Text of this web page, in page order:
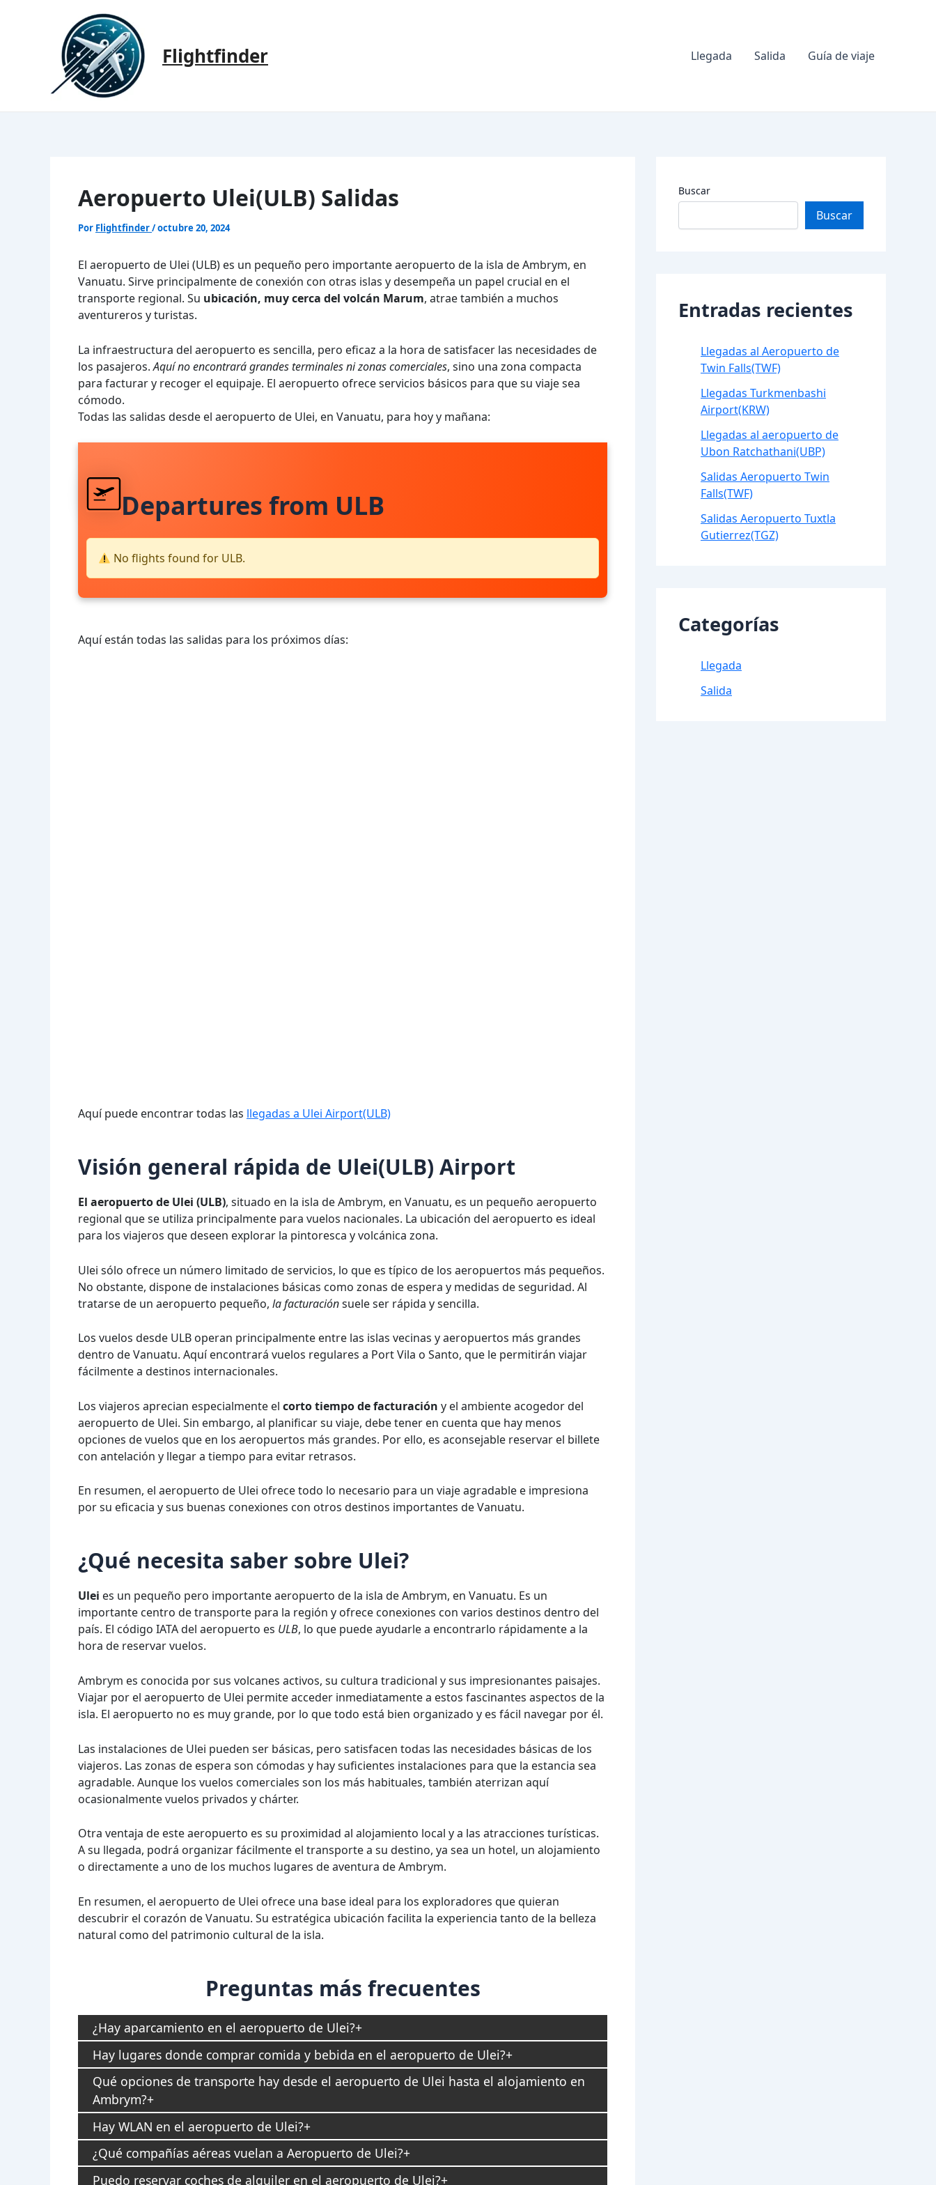
Flightfinder Llegada Salida Guía de viaje
Aeropuerto Ulei(ULB) Salidas
Por Flightfinder/octubre 20, 2024
El aeropuerto de Ulei (ULB) es un pequeño pero importante aeropuerto de la isla de Ambrym, en
Vanuatu. Sirve principalmente de conexión con otras islas y desempeña un papel crucial en el
transporte regional. Su ubicación, muy cerca del volcán Marum, atrae también a muchos
aventureros y turistas.
La infraestructura del aeropuerto es sencilla, pero eficaz a la hora de satisfacer las necesidades de
los pasajeros.Aquí no encontrará grandes terminales ni zonas comerciales, sino una zona compacta
para facturar y recoger el equipaje. El aeropuerto ofrece servicios básicos para que su viaje sea
cómodo.
Todas las salidas desde el aeropuerto de Ulei, en Vanuatu, para hoy y mañana:
Departures from ULB
No flights found for ULB.
Aquí están todas las salidas para los próximos días:
Aquí puede encontrar todas las llegadas a Ulei Airport(ULB)
Visión general rápida de Ulei(ULB) Airport
El aeropuerto de Ulei (ULB), situado en la isla de Ambrym, en Vanuatu, es un pequeño aeropuerto
regional que se utiliza principalmente para vuelos nacionales. La ubicación del aeropuerto es ideal
para los viajeros que deseen explorar la pintoresca y volcánica zona.
Ulei sólo ofrece un número limitado de servicios, lo que es típico de los aeropuertos más pequeños.
No obstante, dispone de instalaciones básicas como zonas de espera y medidas de seguridad. Al
tratarse de un aeropuerto pequeño, la facturaciónsuele ser rápida y sencilla.
Los vuelos desde ULB operan principalmente entre las islas vecinas y aeropuertos más grandes
dentro de Vanuatu. Aquí encontrará vuelos regulares a Port Vila o Santo, que le permitirán viajar
fácilmente a destinos internacionales.
Los viajeros aprecian especialmente el corto tiempo de facturación y el ambiente acogedor del
aeropuerto de Ulei. Sin embargo, al planificar su viaje, debe tener en cuenta que hay menos
opciones de vuelos que en los aeropuertos más grandes. Por ello, es aconsejable reservar el billete
con antelación y llegar a tiempo para evitar retrasos.
En resumen, el aeropuerto de Ulei ofrece todo lo necesario para un viaje agradable e impresiona
por su eficacia y sus buenas conexiones con otros destinos importantes de Vanuatu.
¿Qué necesita saber sobre Ulei?
Ulei es un pequeño pero importante aeropuerto de la isla de Ambrym, en Vanuatu. Es un
importante centro de transporte para la región y ofrece conexiones con varios destinos dentro del
país. El código IATA del aeropuerto es ULB, lo que puede ayudarle a encontrarlo rápidamente a la
hora de reservar vuelos.
Ambrym es conocida por sus volcanes activos, su cultura tradicional y sus impresionantes paisajes.
Viajar por el aeropuerto de Ulei permite acceder inmediatamente a estos fascinantes aspectos de la
isla. El aeropuerto no es muy grande, por lo que todo está bien organizado y es fácil navegar por él.
Las instalaciones de Ulei pueden ser básicas, pero satisfacen todas las necesidades básicas de los
viajeros. Las zonas de espera son cómodas y hay suficientes instalaciones para que la estancia sea
agradable. Aunque los vuelos comerciales son los más habituales, también aterrizan aquí
ocasionalmente vuelos privados y chárter.
Otra ventaja de este aeropuerto es su proximidad al alojamiento local y a las atracciones turísticas.
A su llegada, podrá organizar fácilmente el transporte a su destino, ya sea un hotel, un alojamiento
o directamente a uno de los muchos lugares de aventura de Ambrym.
En resumen, el aeropuerto de Ulei ofrece una base ideal para los exploradores que quieran
descubrir el corazón de Vanuatu. Su estratégica ubicación facilita la experiencia tanto de la belleza
natural como del patrimonio cultural de la isla.
Preguntas más frecuentes
¿Hay aparcamiento en el aeropuerto de Ulei?
Hay lugares donde comprar comida y bebida en el aeropuerto de Ulei?
Qué opciones de transporte hay desde el aeropuerto de Ulei hasta el alojamiento en
Ambrym?
Hay WLAN en el aeropuerto de Ulei?
¿Qué compañías aéreas vuelan a Aeropuerto de Ulei?
Puedo reservar coches de alquiler en el aeropuerto de Ulei?
Buscar
Buscar
Entradas recientes
Llegadas al Aeropuerto de
Twin Falls(TWF)
Llegadas Turkmenbashi
Airport(KRW)
Llegadas al aeropuerto de
Ubon Ratchathani(UBP)
Salidas Aeropuerto Twin
Falls(TWF)
Salidas Aeropuerto Tuxtla
Gutierrez(TGZ)
Categorías
Llegada
Salida